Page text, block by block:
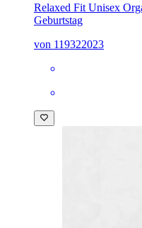
Relaxed Fit Unisex
Geburtstag
von 119322023